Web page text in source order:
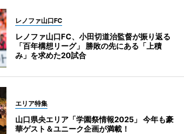
レノファ山口FC
レノファ山口FC、小田切道治監督が振り返る
「百年構想リーグ」 勝敗の先にある「上積
み」を求めた20試合
エリア特集
山口県央エリア「学園祭情報2025」 今年も豪
華ゲスト＆ユニーク企画が満載！